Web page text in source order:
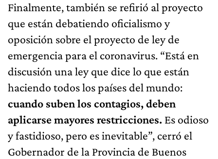
Finalmente, también se refirió al proyecto
que están debatiendo oficialismo y
oposición sobre el proyecto de ley de
emergencia para el coronavirus. “Está en
discusión una ley que dice lo que están
haciendo todos los países del mundo:
cuando suben los contagios, deben
aplicarse mayores restricciones. Es odioso
y fastidioso, pero es inevitable”, cerró el
Gobernador de la Provincia de Buenos